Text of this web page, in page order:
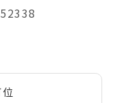
52338